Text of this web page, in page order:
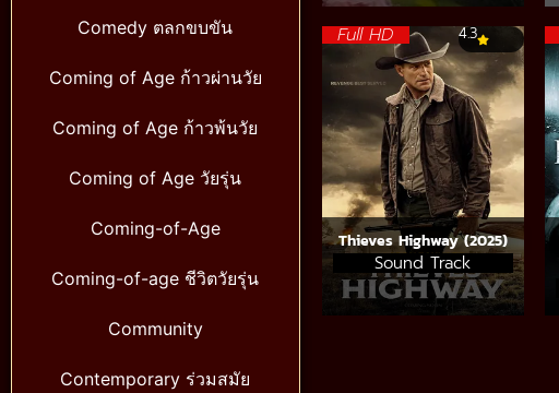
Comedy ตลกขบขัน
Coming of Age ก้าวผ่านวัย
Coming of Age ก้าวพ้นวัย
Coming of Age วัยรุ่น
Coming-of-Age
Coming-of-age ชีวิตวัยรุ่น
Community
Contemporary ร่วมสมัย
Full HD 4.3
Thieves Highway (2025)
Sound Track